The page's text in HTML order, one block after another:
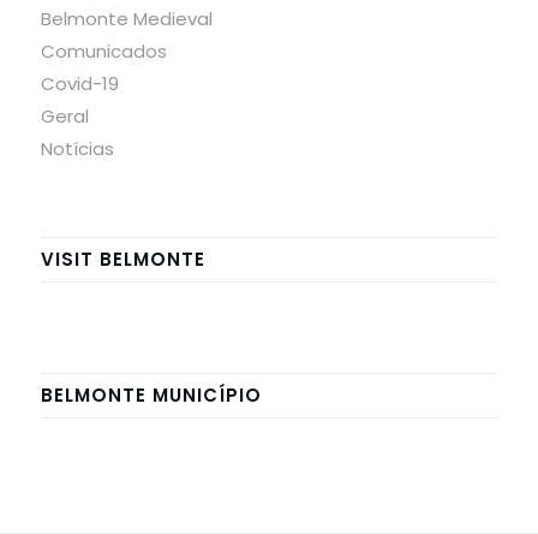
Belmonte Medieval
Comunicados
Covid-19
Geral
Notícias
VISIT BELMONTE
BELMONTE MUNICÍPIO